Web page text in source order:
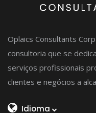
Oplaics Consultants
consultoria que se
serviços profissionais
clientes e negócios a
Idioma